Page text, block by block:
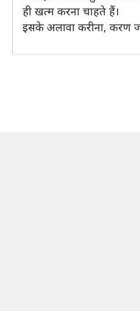
ही खत्म करना चाहते हैं।
इसके अलावा करीना, करण